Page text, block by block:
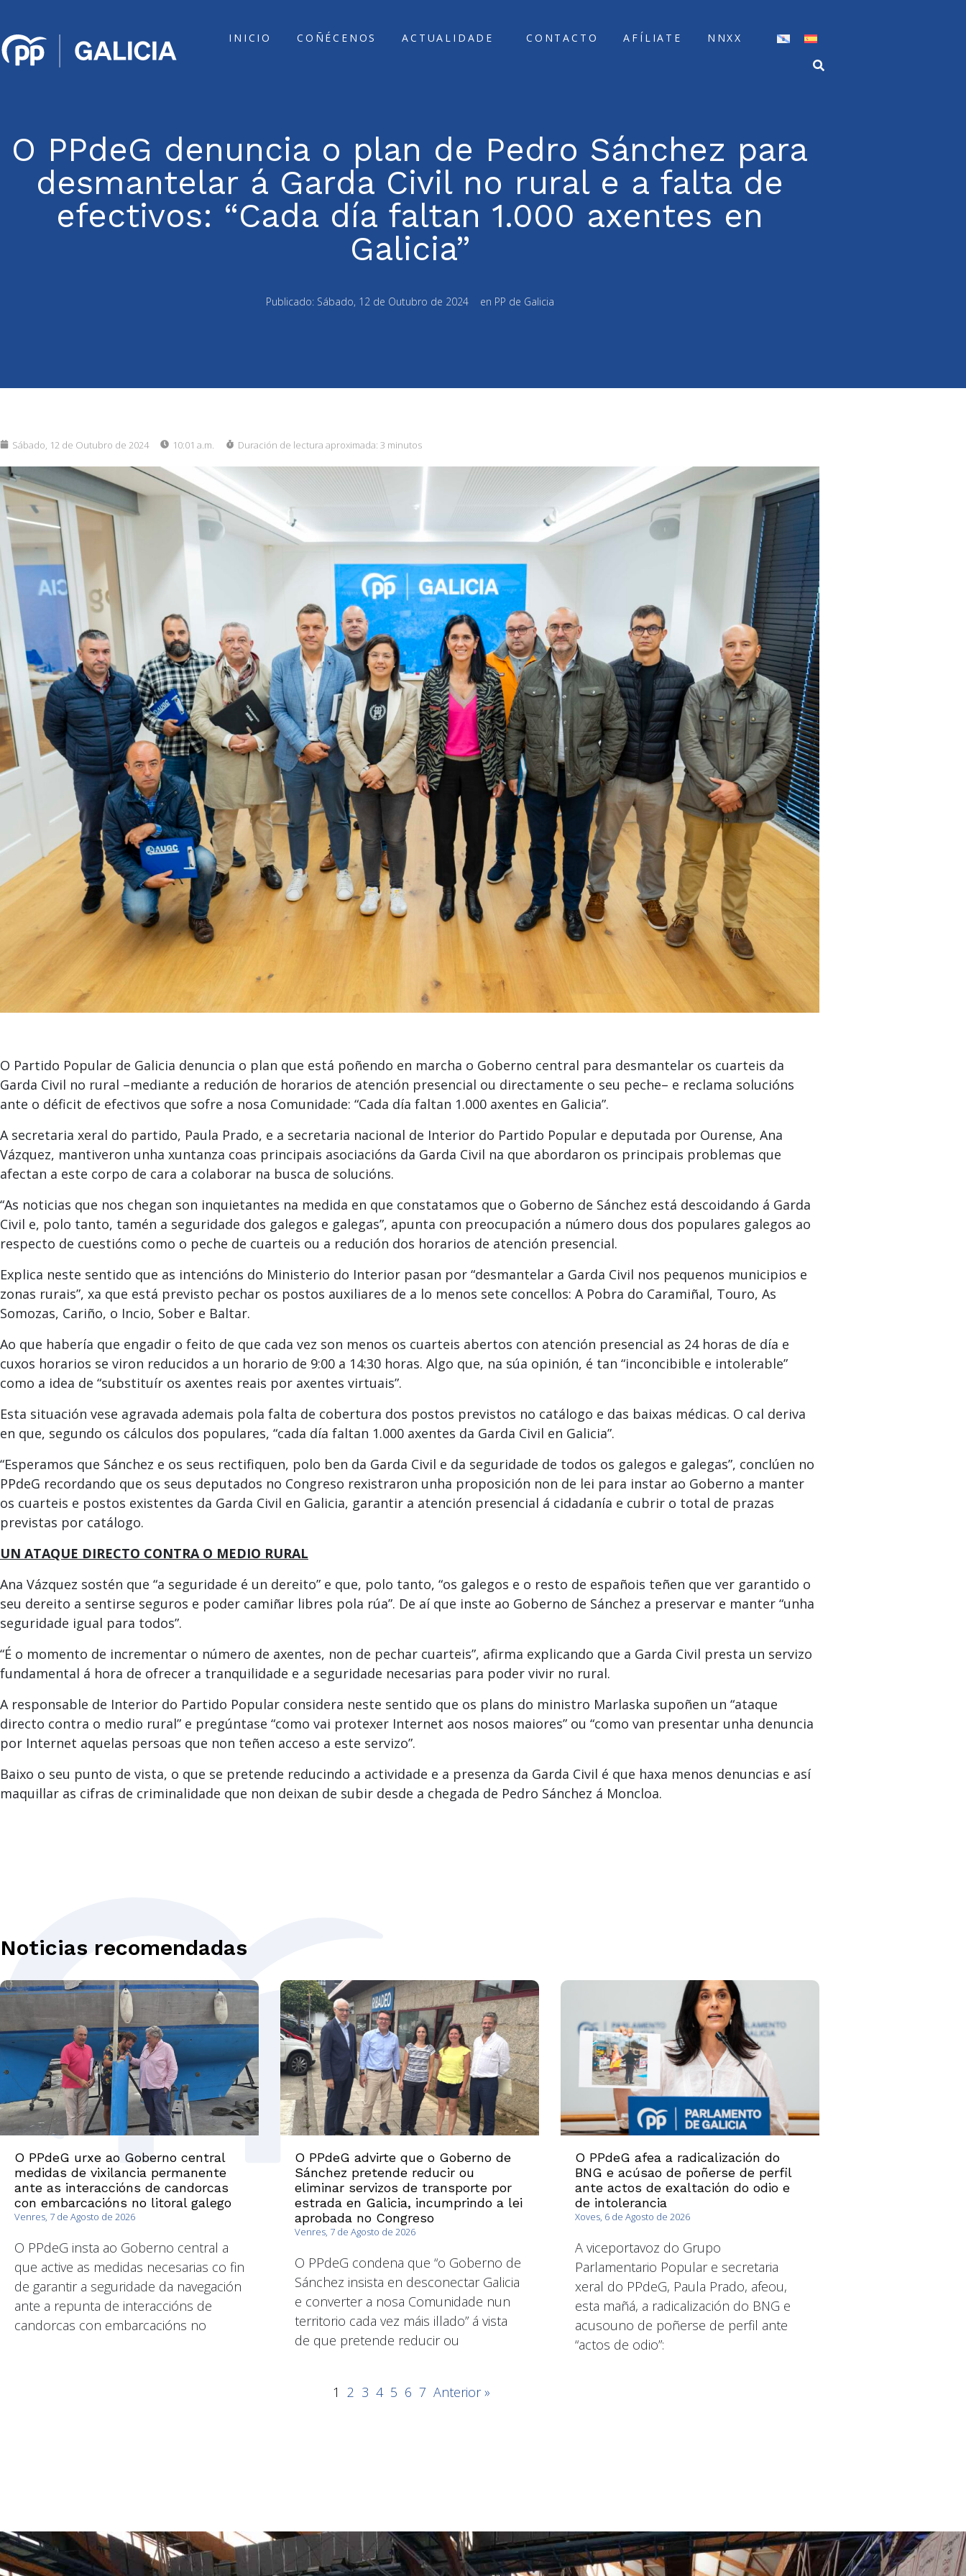
INICIO COÑÉCENOS ACTUALIDADE CONTACTO AFÍLIATE NNXX
O PPdeG denuncia o plan de Pedro Sánchez para
desmantelar á Garda Civil no rural e a falta de
efectivos: “Cada día faltan 1.000 axentes en
Galicia”
Publicado: Sábado, 12 de Outubro de 2024 en PP de Galicia
Sábado, 12 de Outubro de 2024 10:01 a.m. Duración de lectura aproximada: 3 minutos
O Partido Popular de Galicia denuncia o plan que está poñendo en marcha o Goberno central para desmantelar os cuarteis da
Garda Civil no rural –mediante a redución de horarios de atención presencial ou directamente o seu peche– e reclama solucións
ante o déficit de efectivos que sofre a nosa Comunidade: “Cada día faltan 1.000 axentes en Galicia”.
A secretaria xeral do partido, Paula Prado, e a secretaria nacional de Interior do Partido Popular e deputada por Ourense, Ana
Vázquez, mantiveron unha xuntanza coas principais asociacións da Garda Civil na que abordaron os principais problemas que
afectan a este corpo de cara a colaborar na busca de solucións.
“As noticias que nos chegan son inquietantes na medida en que constatamos que o Goberno de Sánchez está descoidando á Garda
Civil e, polo tanto, tamén a seguridade dos galegos e galegas”, apunta con preocupación a número dous dos populares galegos ao
respecto de cuestións como o peche de cuarteis ou a redución dos horarios de atención presencial.
Explica neste sentido que as intencións do Ministerio do Interior pasan por “desmantelar a Garda Civil nos pequenos municipios e
zonas rurais”, xa que está previsto pechar os postos auxiliares de a lo menos sete concellos: A Pobra do Caramiñal, Touro, As
Somozas, Cariño, o Incio, Sober e Baltar.
Ao que habería que engadir o feito de que cada vez son menos os cuarteis abertos con atención presencial as 24 horas de día e
cuxos horarios se viron reducidos a un horario de 9:00 a 14:30 horas. Algo que, na súa opinión, é tan “inconcibible e intolerable”
como a idea de “substituír os axentes reais por axentes virtuais”.
Esta situación vese agravada ademais pola falta de cobertura dos postos previstos no catálogo e das baixas médicas. O cal deriva
en que, segundo os cálculos dos populares, “cada día faltan 1.000 axentes da Garda Civil en Galicia”.
“Esperamos que Sánchez e os seus rectifiquen, polo ben da Garda Civil e da seguridade de todos os galegos e galegas”, conclúen no
PPdeG recordando que os seus deputados no Congreso rexistraron unha proposición non de lei para instar ao Goberno a manter
os cuarteis e postos existentes da Garda Civil en Galicia, garantir a atención presencial á cidadanía e cubrir o total de prazas
previstas por catálogo.
UN ATAQUE DIRECTO CONTRA O MEDIO RURAL
Ana Vázquez sostén que “a seguridade é un dereito” e que, polo tanto, “os galegos e o resto de españois teñen que ver garantido o
seu dereito a sentirse seguros e poder camiñar libres pola rúa”. De aí que inste ao Goberno de Sánchez a preservar e manter “unha
seguridade igual para todos”.
“É o momento de incrementar o número de axentes, non de pechar cuarteis”, afirma explicando que a Garda Civil presta un servizo
fundamental á hora de ofrecer a tranquilidade e a seguridade necesarias para poder vivir no rural.
A responsable de Interior do Partido Popular considera neste sentido que os plans do ministro Marlaska supoñen un “ataque
directo contra o medio rural” e pregúntase “como vai protexer Internet aos nosos maiores” ou “como van presentar unha denuncia
por Internet aquelas persoas que non teñen acceso a este servizo”.
Baixo o seu punto de vista, o que se pretende reducindo a actividade e a presenza da Garda Civil é que haxa menos denuncias e así
maquillar as cifras de criminalidade que non deixan de subir desde a chegada de Pedro Sánchez á Moncloa.
Noticias recomendadas
O PPdeG urxe ao Goberno central
medidas de vixilancia permanente
ante as interaccións de candorcas
con embarcacións no litoral galego
Venres, 7 de Agosto de 2026
O PPdeG insta ao Goberno central a
que active as medidas necesarias co fin
de garantir a seguridade da navegación
ante a repunta de interaccións de
candorcas con embarcacións no
O PPdeG advirte que o Goberno de
Sánchez pretende reducir ou
eliminar servizos de transporte por
estrada en Galicia, incumprindo a lei
aprobada no Congreso
Venres, 7 de Agosto de 2026
O PPdeG condena que “o Goberno de
Sánchez insista en desconectar Galicia
e converter a nosa Comunidade nun
territorio cada vez máis illado” á vista
de que pretende reducir ou
O PPdeG afea a radicalización do
BNG e acúsao de poñerse de perfil
ante actos de exaltación do odio e
de intolerancia
Xoves, 6 de Agosto de 2026
A viceportavoz do Grupo
Parlamentario Popular e secretaria
xeral do PPdeG, Paula Prado, afeou,
esta mañá, a radicalización do BNG e
acusouno de poñerse de perfil ante
“actos de odio”:
1 2 3 4 5 6 7 Anterior »